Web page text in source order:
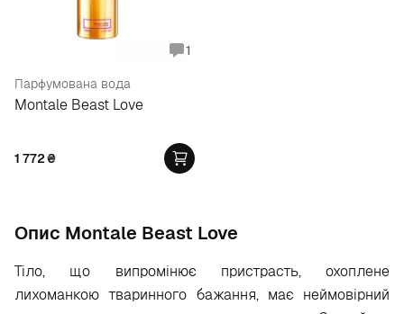
1
Парфумована вода
Montale Beast Love
1 772₴
Опис Montale Beast Love
Тіло, що випромінює пристрасть, охоплене
лихоманкою тваринного бажання, має неймовірний